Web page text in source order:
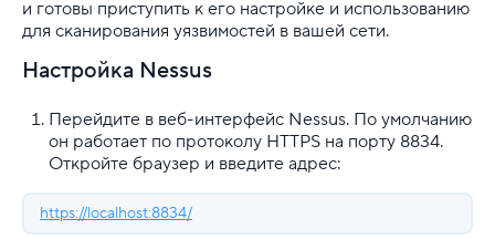
и готовы приступить к его настройке и использованию
для сканирования уязвимостей в вашей сети.
Настройка Nessus
Перейдите в веб-интерфейс Nessus. По умолчанию
он работает по протоколу HTTPS на порту 8834.
Откройте браузер и введите адрес:
https://localhost:8834/